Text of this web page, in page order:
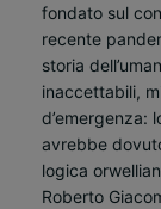
fondato sul
recente
storia
inaccettabili,
d’emergenza:
avrebbe
logica
Roberto